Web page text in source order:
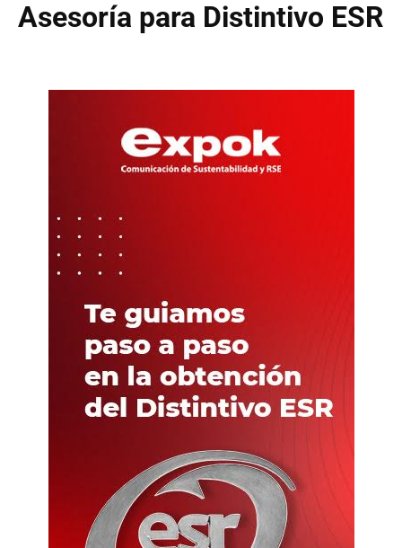
Asesoría para Distintivo ESR